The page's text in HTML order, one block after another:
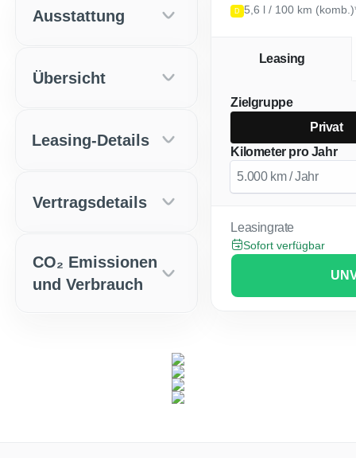
D 5,6 l / 100 km
Leasing
Zielgruppe
Privat
Kilometer pro Jahr
Leasingrate
Sofort verfügbar
Ausstattung
Übersicht
Leasing-Details
Vertragsdetails
CO₂ Emissionen
und Verbrauch